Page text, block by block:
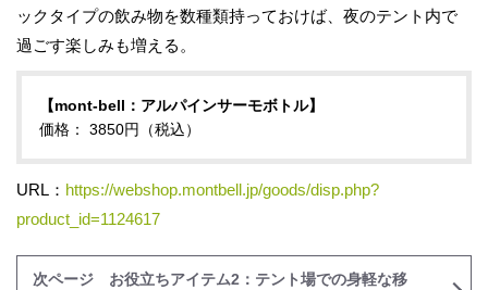
ックタイプの飲み物を数種類持っておけば、夜のテント内で
過ごす楽しみも増える。
【mont-bell：アルパインサーモボトル】
価格： 3850円（税込）
URL： https://webshop.montbell.jp/goods/disp.php?
product_id=1124617
次ページ お役立ちアイテム2：テント場での身軽な移